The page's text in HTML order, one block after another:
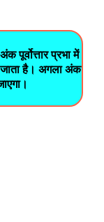
पूर्वोत्तार प्रभा में
है। अगला अंक